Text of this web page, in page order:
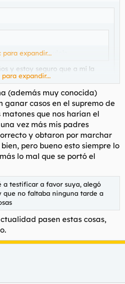
la vida a ese viejo.....
para expandir...
y estoy seguro que a mí la
me daría lo mio.
ha sido el culpable de su
Yo te proporciono coartada.
para expandir...
(además muy conocida)
casos en el supremo de
que nos harían el
vez más mis padres
y obtaron por marchar
pero bueno esto siempre lo
lo mal que se portó el
a testificar a favor suya, alegó
que no faltaba ninguna tarde a
pasen estas cosas,